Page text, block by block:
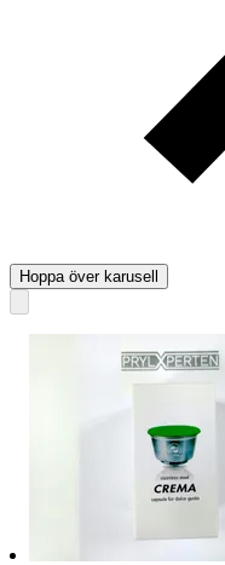
Hoppa över karusell